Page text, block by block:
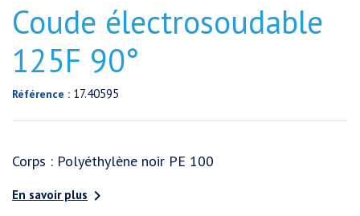
Coude électrosoudable
125F 90°
Référence : 17.40595
Corps : Polyéthylène noir PE 100
En savoir plus 